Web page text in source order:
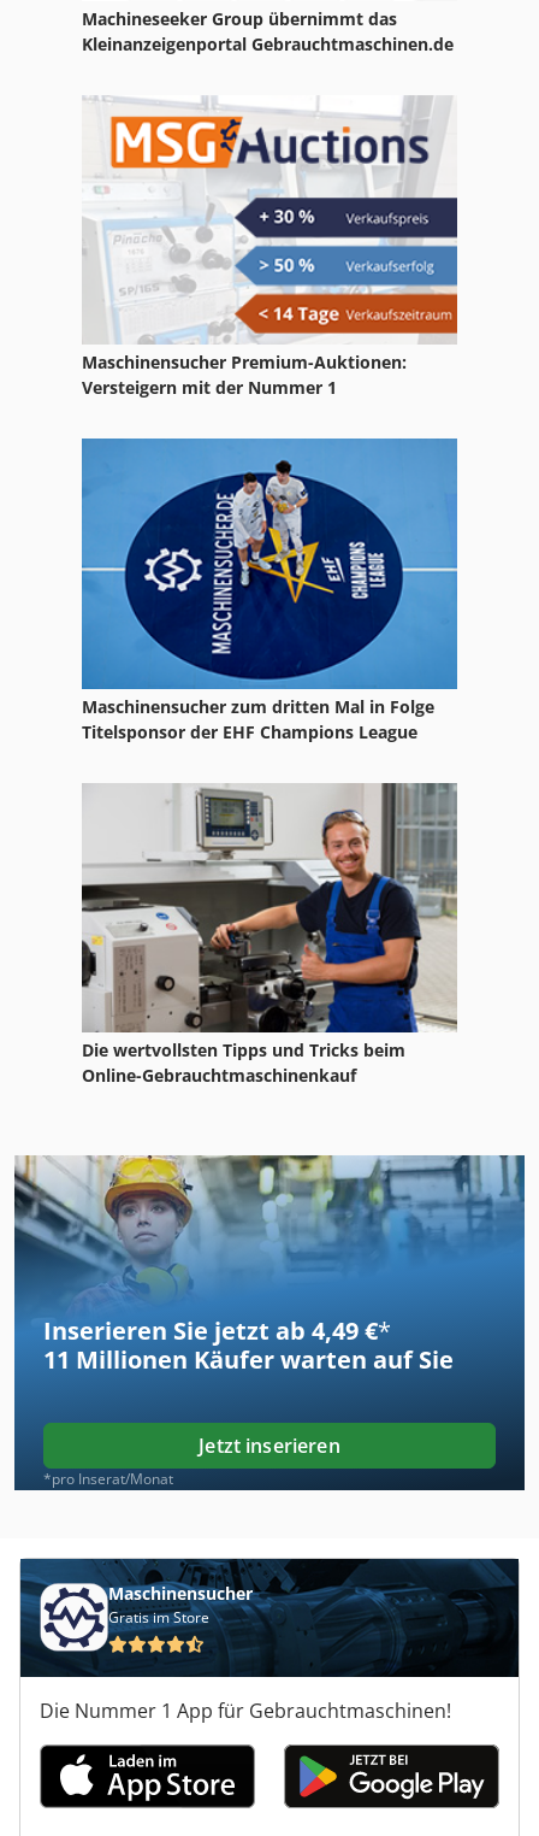
Machineseeker Group übernimmt das
Kleinanzeigenportal Gebrauchtmaschinen.de
Maschinensucher Premium-Auktionen:
Versteigern mit der Nummer 1
Maschinensucher zum dritten Mal in Folge
Titelsponsor der EHF Champions League
Die wertvollsten Tipps und Tricks beim
Online-Gebrauchtmaschinenkauf
Inserieren Sie jetzt ab 4,49 €*
11 Millionen Käufer warten auf Sie
Jetzt inserieren
*pro Inserat/Monat
Maschinensucher
Gratis im Store
Die Nummer 1 App für Gebrauchtmaschinen!